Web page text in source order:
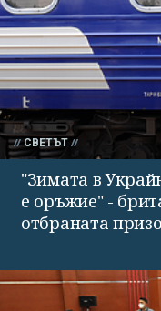
СВЕТЪТ
"Зимата в
е оръжие" -
отбраната